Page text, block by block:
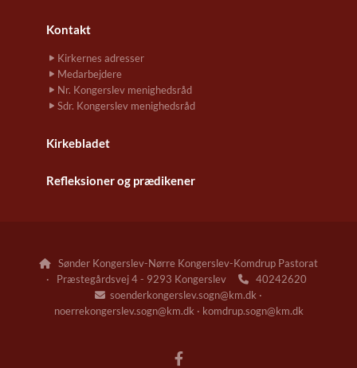
Kontakt
Kirkernes adresser
Medarbejdere
Nr. Kongerslev menighedsråd
Sdr. Kongerslev menighedsråd
Kirkebladet
Refleksioner og prædikener

Sønder Kongerslev-Nørre Kongerslev-Komdrup Pastorat
· Præstegårdsvej 4 - 9293 Kongerslev
40242620
 soenderkongerslev.sogn@km.dk ·
noerrekongerslev.sogn@km.dk · komdrup.sogn@km.dk